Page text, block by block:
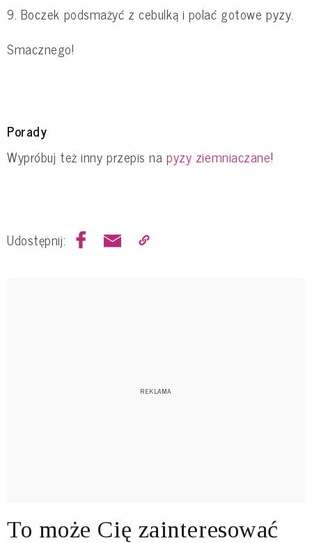
9. Boczek podsmażyć z cebulką i polać gotowe pyzy.
Smacznego!
Porady
Wypróbuj też inny przepis napyzy ziemniaczane!
Udostępnij:
To może Cię zainteresować